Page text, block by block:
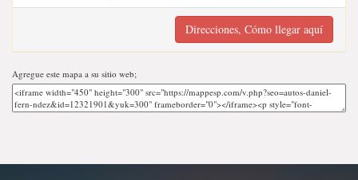
Direcciones, Cómo llegar aquí
Agregue este mapa a su sitio web;